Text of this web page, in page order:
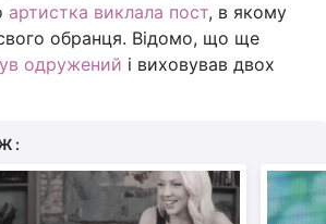
артистка виклала пост, в якому
обранця. Відомо, що ще
одружений і виховував двох